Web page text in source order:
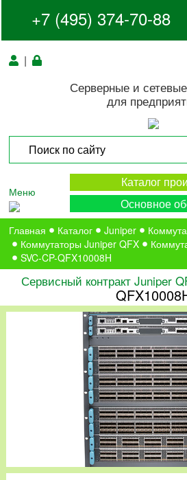
+7 (495) 374-70-88
|
Серверные и
для
Меню
Каталог
Основное
Главная Каталог Juniper
Коммутаторы Juniper QFX
SVC-CP-QFX10008H
Сервисный контракт Juniper